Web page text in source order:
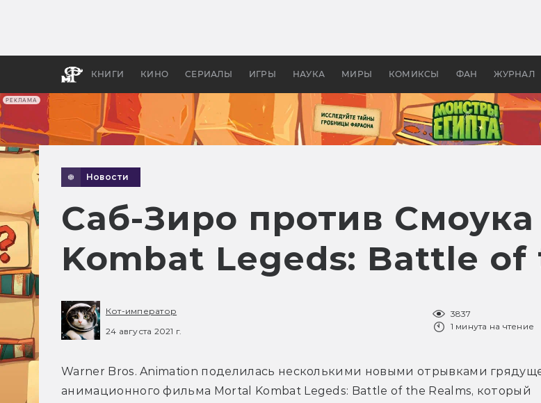
РЕКЛАМА
КНИГИ КИНО СЕРИАЛЫ ИГРЫ НАУКА МИРЫ КОМИКСЫ ФАН ЖУРНАЛ
бы «Властелина колец»
Древней
Новости
Саб-Зиро против
Kombat Legeds: Battle of
Кот-император
24 августа 2021 г.
3837
1 минута на чтение
Warner Bros. Animation поделилась несколькими новыми отрывками
анимационного фильма Mortal Kombat Legeds: Battle of the Realms, который